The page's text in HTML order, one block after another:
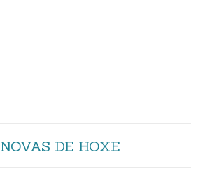
NOVAS DE HOXE